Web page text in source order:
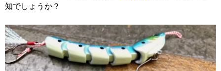
知でしょうか？